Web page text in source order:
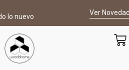
lo nuevo Ver